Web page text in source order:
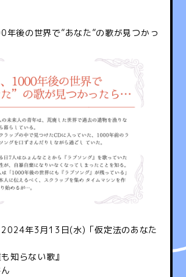
年後の世界で”あなた”の歌が見つかっ
2024年3月13 日(水) 「仮定法のあなた
知らない歌』